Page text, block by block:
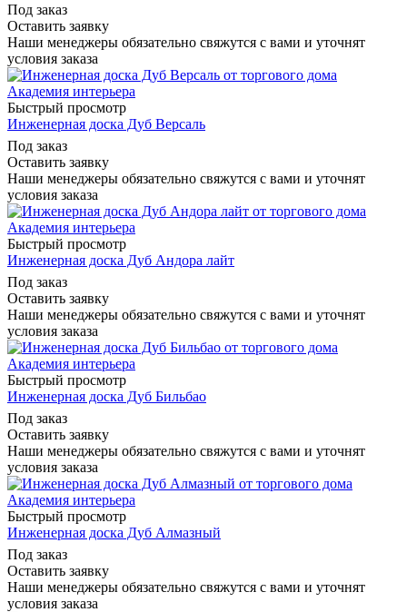
Под заказ
Оставить заявку
Наши менеджеры обязательно свяжутся с вами и уточнят
условия заказа
Быстрый просмотр
Инженерная доска Дуб Версаль
Под заказ
Оставить заявку
Наши менеджеры обязательно свяжутся с вами и уточнят
условия заказа
Быстрый просмотр
Инженерная доска Дуб Андора лайт
Под заказ
Оставить заявку
Наши менеджеры обязательно свяжутся с вами и уточнят
условия заказа
Быстрый просмотр
Инженерная доска Дуб Бильбао
Под заказ
Оставить заявку
Наши менеджеры обязательно свяжутся с вами и уточнят
условия заказа
Быстрый просмотр
Инженерная доска Дуб Алмазный
Под заказ
Оставить заявку
Наши менеджеры обязательно свяжутся с вами и уточнят
условия заказа